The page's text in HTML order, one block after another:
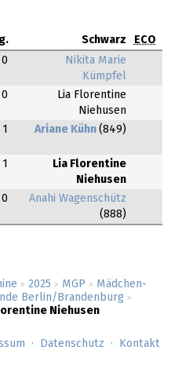
> 2025 > MGP > Mädchen-
Berlin/Brandenburg >
Niehusen
Schwarz
ECO
0
Nikita Marie
Kümpfel
0
Lia Florentine
Niehusen
Ariane Kühn (849)
Lia Florentine
Niehusen
0
Anahi Wagenschütz
(888)
Datenschutz Kontakt